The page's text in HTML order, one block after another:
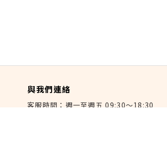
與我們連絡
客服時間：週一至週五 09:30～18:30